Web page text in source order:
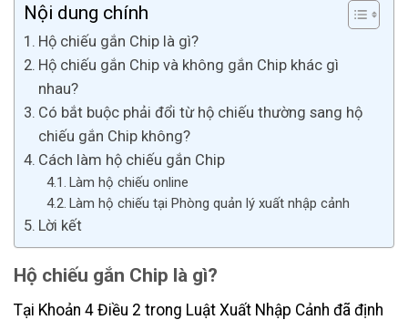
Nội dung chính
Hộ chiếu gắn Chip là gì?
Hộ chiếu gắn Chip và không gắn Chip khác gì
nhau?
Có bắt buộc phải đổi từ hộ chiếu thường sang hộ
chiếu gắn Chip không?
Cách làm hộ chiếu gắn Chip
Làm hộ chiếu online
Làm hộ chiếu tại Phòng quản lý xuất nhập cảnh
Lời kết
Hộ chiếu gắn Chip là gì?
Tại Khoản 4 Điều 2 trong Luật Xuất Nhập Cảnh đã định